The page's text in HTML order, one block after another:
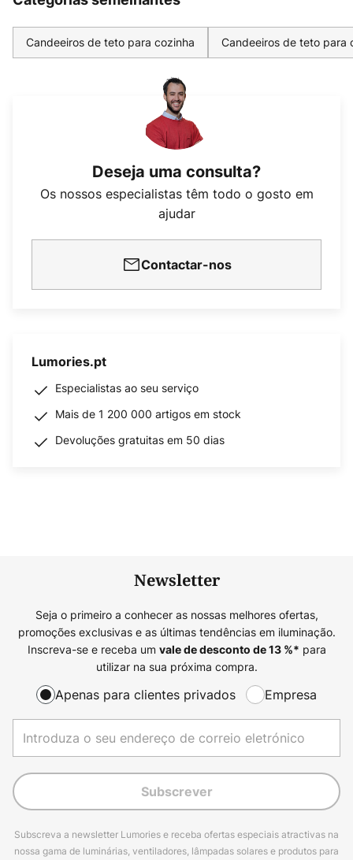
Candeeiros de teto para cozinha Candeeiros de teto para
Deseja uma consulta?
Os nossos especialistas têm todo o gosto em
ajudar
Contactar-nos
Lumories.pt
Especialistas ao seu serviço
Mais de 1 200 000 artigos em stock
Devoluções gratuitas em 50 dias
Newsletter
Seja o primeiro a conhecer as nossas melhores ofertas,
promoções exclusivas e as últimas tendências em iluminação.
Inscreva-se e receba um vale de desconto de13%* para
utilizar na sua próxima compra.
Apenas para clientes privados Empresa
Subscrever
Subscreva a newsletter Lumories e receba ofertas especiais atractivas na
nossa gama de luminárias, ventiladores, lâmpadas solares e produtos para